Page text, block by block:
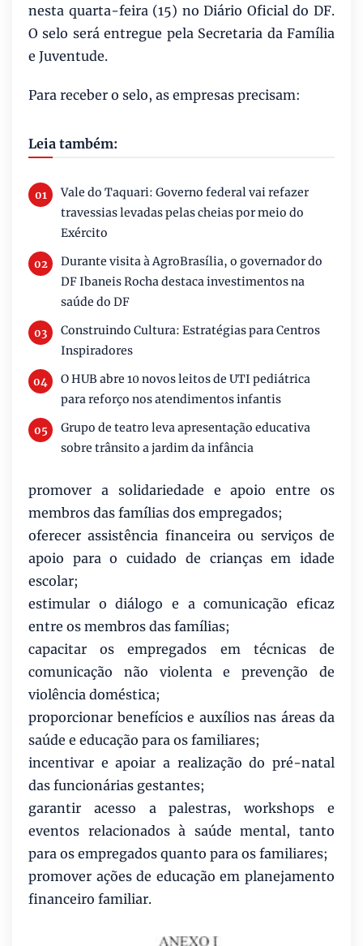
nesta quarta-feira (15) no Diário Oficial do DF.
O selo será entregue pela Secretaria da Família
e Juventude.
Para receber o selo, as empresas precisam:
Leia também:
Vale do Taquari: Governo federal vai refazer
travessias levadas pelas cheias por meio do
Exército
Durante visita à AgroBrasília, o governador do
DF Ibaneis Rocha destaca investimentos na
saúde do DF
Construindo Cultura: Estratégias para Centros
Inspiradores
O HUB abre 10 novos leitos de UTI pediátrica
para reforço nos atendimentos infantis
Grupo de teatro leva apresentação educativa
sobre trânsito a jardim da infância
promover a solidariedade e apoio entre os
membros das famílias dos empregados;
oferecer assistência financeira ou serviços de
apoio para o cuidado de crianças em idade
escolar;
estimular o diálogo e a comunicação eficaz
entre os membros das famílias;
capacitar os empregados em técnicas de
comunicação não violenta e prevenção de
violência doméstica;
proporcionar benefícios e auxílios nas áreas da
saúde e educação para os familiares;
incentivar e apoiar a realização do pré-natal
das funcionárias gestantes;
garantir acesso a palestras, workshops e
eventos relacionados à saúde mental, tanto
para os empregados quanto para os familiares;
promover ações de educação em planejamento
financeiro familiar.